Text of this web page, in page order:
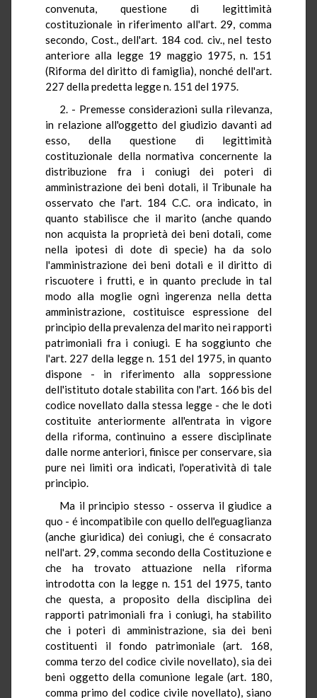
convenuta, questione di legittimità
costituzionale in riferimento all'art. 29, comma
secondo, Cost., dell'art. 184 cod. civ., nel testo
anteriore alla legge 19 maggio 1975, n. 151
(Riforma del diritto di famiglia), nonché dell'art.
227 della predetta legge n. 151 del 1975.
2. - Premesse considerazioni sulla rilevanza,
in relazione all'oggetto del giudizio davanti ad
esso, della questione di legittimità
costituzionale della normativa concernente la
distribuzione fra i coniugi dei poteri di
amministrazione dei beni dotali, il Tribunale ha
osservato che l'art. 184 C.C. ora indicato, in
quanto stabilisce che il marito (anche quando
non acquista la proprietà dei beni dotali, come
nella ipotesi di dote di specie) ha da solo
l'amministrazione dei beni dotali e il diritto di
riscuotere i frutti, e in quanto preclude in tal
modo alla moglie ogni ingerenza nella detta
amministrazione, costituisce espressione del
principio della prevalenza del marito nei rapporti
patrimoniali fra i coniugi. E ha soggiunto che
l'art. 227 della legge n. 151 del 1975, in quanto
dispone - in riferimento alla soppressione
dell'istituto dotale stabilita con l'art. 166 bis del
codice novellato dalla stessa legge - che le doti
costituite anteriormente all'entrata in vigore
della riforma, continuino a essere disciplinate
dalle norme anteriori, finisce per conservare, sia
pure nei limiti ora indicati, l'operatività di tale
principio.
Ma il principio stesso - osserva il giudice a
quo - é incompatibile con quello dell'eguaglianza
(anche giuridica) dei coniugi, che é consacrato
nell'art. 29, comma secondo della Costituzione e
che ha trovato attuazione nella riforma
introdotta con la legge n. 151 del 1975, tanto
che questa, a proposito della disciplina dei
rapporti patrimoniali fra i coniugi, ha stabilito
che i poteri di amministrazione, sia dei beni
costituenti il fondo patrimoniale (art. 168,
comma terzo del codice civile novellato), sia dei
beni oggetto della comunione legale (art. 180,
comma primo del codice civile novellato), siano